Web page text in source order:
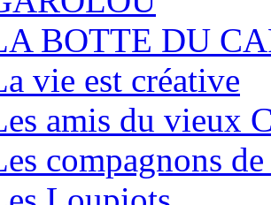
BOTTE DU
vie est créative
amis du vieux
compagnons